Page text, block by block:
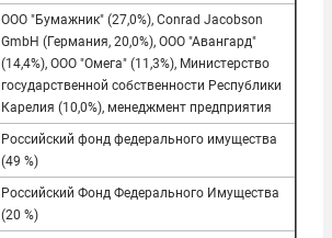
ООО "Бумажник" (27,0%), Conrad Jacobson
GmbH (Германия, 20,0%), ООО "Авангард"
(14,4%), ООО "Омега" (11,3%), Министерство
государственной собственности Республики
Карелия (10,0%), менеджмент предприятия
Российский фонд федерального имущества
(49 %)
Российский Фонд Федерального Имущества
(20 %)